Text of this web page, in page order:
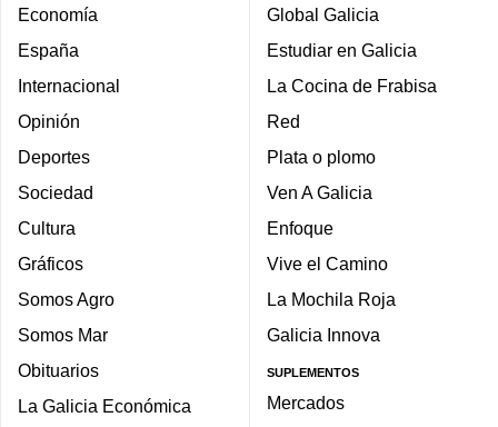
Economía
España
Internacional
Opinión
Deportes
Sociedad
Cultura
Gráficos
Somos Agro
Somos Mar
Obituarios
La Galicia Económica
Global Galicia
Estudiar en Galicia
La Cocina de Frabisa
Red
Plata o plomo
Ven A Galicia
Enfoque
Vive el Camino
La Mochila Roja
Galicia Innova
SUPLEMENTOS
Mercados